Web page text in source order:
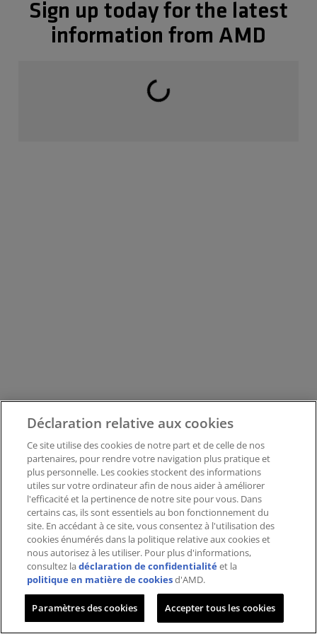
Sign up today for the latest
information from AMD
Chargement en cours...
Déclaration relative aux cookies
Ce site utilise des cookies de notre part et de celle de nos
partenaires, pour rendre votre navigation plus pratique et
plus personnelle. Les cookies stockent des informations
utiles sur votre ordinateur afin de nous aider à améliorer
l'efficacité et la pertinence de notre site pour vous. Dans
certains cas, ils sont essentiels au bon fonctionnement du
site. En accédant à ce site, vous consentez à l'utilisation des
cookies énumérés dans la politique relative aux cookies et
nous autorisez à les utiliser. Pour plus d'informations,
consultez ladéclaration de confidentialitéet la
politique en matière de cookiesd'AMD.
Paramètres des cookies Accepter tous les cookies